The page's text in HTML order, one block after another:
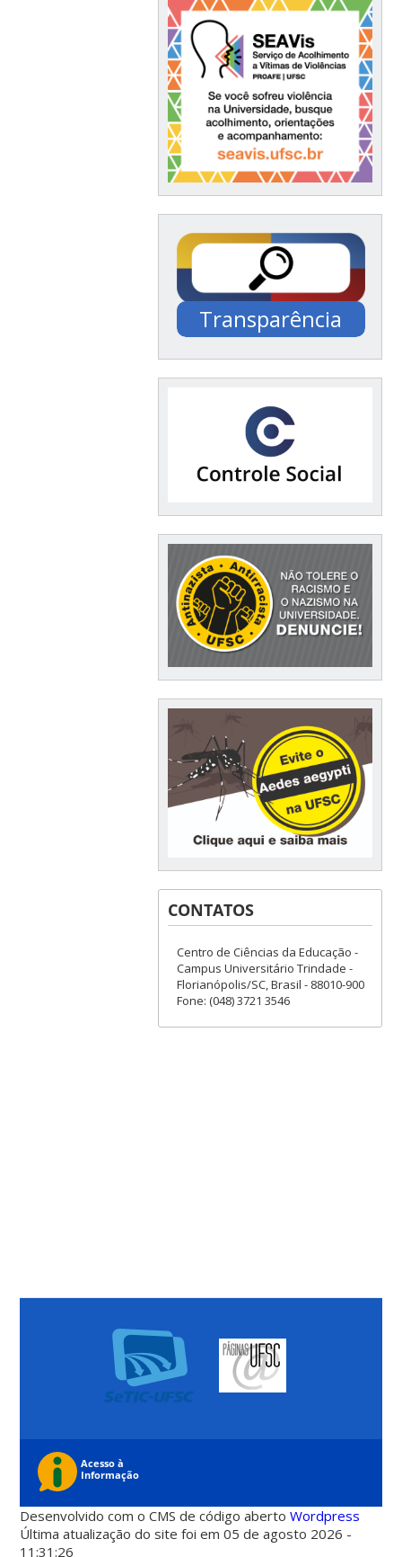
Transparência
Documentação /
Financeiro / Compras
CONTATOS
Centro de Ciências da Educação -
Campus Universitário Trindade -
Florianópolis/SC, Brasil - 88010-900
Fone: (048) 3721 3546
Desenvolvido com o CMS de código abertoWordpress
Última atualização do site foi em 05 de agosto 2026 -
11:31:26